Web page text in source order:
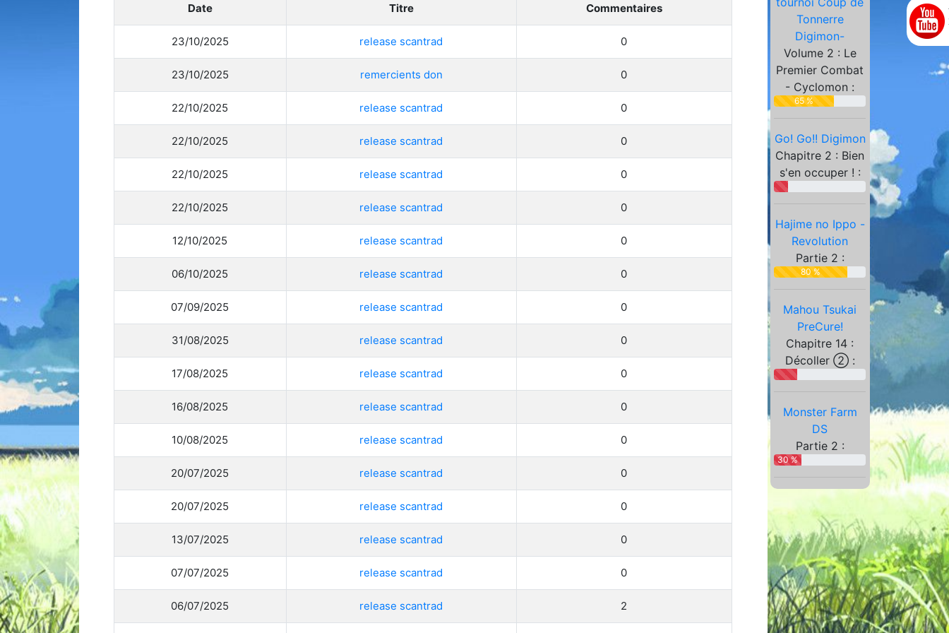
(256)
Animes abandonnés
Tous les animes (604)
Mangas terminés
(Privés) (132)
Mangas terminés
(Publics) (88)
Mangas en pause (7)
Mangas licenciés (19)
Mangas abandonnés
(273)
Partenaires
Tonnerre
Digimon-
Volume 2 : Le
Premier Combat
- Cyclomon :
65 %
Go! Go!! Digimon
Chapitre 2 : Bien
s'en occuper ! :
Hajime no Ippo -
Revolution
Partie 2 :
80 %
Mahou Tsukai
PreCure!
Chapitre 14 :
Décoller ② :
Monster Farm
DS
Partie 2 :
30 %
Date Titre Commentaires
23/10/2025 release scantrad 0
23/10/2025 remercients don 0
22/10/2025 release scantrad 0
22/10/2025 release scantrad 0
22/10/2025 release scantrad 0
22/10/2025 release scantrad 0
12/10/2025 release scantrad 0
06/10/2025 release scantrad 0
07/09/2025 release scantrad 0
31/08/2025 release scantrad 0
17/08/2025 release scantrad 0
16/08/2025 release scantrad 0
10/08/2025 release scantrad 0
20/07/2025 release scantrad 0
20/07/2025 release scantrad 0
13/07/2025 release scantrad 0
07/07/2025 release scantrad 0
06/07/2025 release scantrad 2